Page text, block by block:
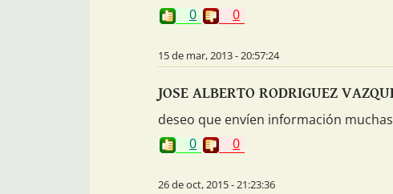
0
0
15 de mar, 2013 - 20:57:24
JOSE ALBERTO RODRIGUEZ
deseo que envíen información
0
0
26 de oct, 2015 - 21:23:36